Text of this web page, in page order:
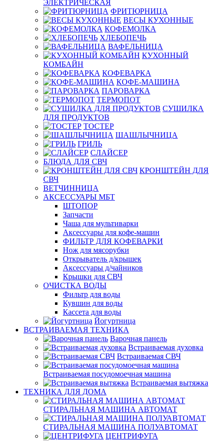
ЭЛЕКТРИЧЕСКАЯ
ФРИТЮРНИЦА
ВЕСЫ КУХОННЫЕ
КОФЕМОЛКА
ХЛЕБОПЕЧЬ
ВАФЕЛЬНИЦА
КУХОННЫЙ
КОМБАЙН
КОФЕВАРКА
КОФЕ-МАШИНА
ПАРОВАРКА
ТЕРМОПОТ
СУШИЛКА
ДЛЯ ПРОДУКТОВ
ТОСТЕР
ШАШЛЫЧНИЦА
ГРИЛЬ
СЛАЙСЕР
БЛЮДА ДЛЯ СВЧ
КРОНШТЕЙН ДЛЯ
СВЧ
ВЕТЧИННИЦА
АКСЕССУАРЫ МБТ
ШТОПОР
Запчасти
Чаша для мультиварки
Аксессуары для кофе-машин
ФИЛЬТР ДЛЯ КОФЕВАРКИ
Нож для мясорубки
Открыватель д/крышек
Аксессуары д/чайников
Крышки для СВЧ
ОЧИСТКА ВОДЫ
Фильтр для воды
Кувшин для воды
Кассета для воды
Йогуртница
ВСТРАИВАЕМАЯ ТЕХНИКА
Варочная панель
Встраиваемая духовка
Встраиваемая СВЧ
Встраиваемая посудомоечная машина
Встраиваемая вытяжка
ТЕХНИКА ДЛЯ ДОМА
СТИРАЛЬНАЯ МАШИНА АВТОМАТ
СТИРАЛЬНАЯ МАШИНА ПОЛУАВТОМАТ
ЦЕНТРИФУГА